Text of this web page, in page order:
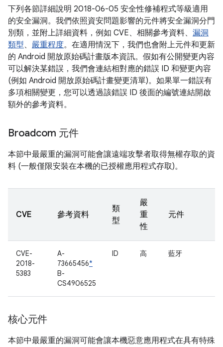
下列各節詳細說明 2018-06-05 安全性修補程式等級適用
的安全漏洞。我們依照資安問題影響的元件將安全漏洞分門
別類，並附上詳細資料，例如 CVE、相關參考資料、 漏洞
類型、 嚴重程度。在適用情況下，我們也會附上元件和更新
的 Android 開放原始碼計畫版本資訊。假如有公開變更內容
可以解決某錯誤，我們會連結相對應的錯誤 ID 和變更內容
(例如 Android 開放原始碼計畫變更清單)。如果單一錯誤有
多項相關變更，您可以透過該錯誤 ID 後面的編號連結開啟
額外的參考資料。
Broadcom 元件
本節中最嚴重的漏洞可能會讓遠端攻擊者取得無權存取的資
料 (一般僅限安裝在本機的已授權應用程式存取)。
CVE 參考資料
類
型
嚴
重
性
元件
CVE-
2018-
5383
A-
73665456*
B-
CS4906525
ID 高 藍牙
核心元件
本節中最嚴重的漏洞可能會讓本機惡意應用程式在具有特殊